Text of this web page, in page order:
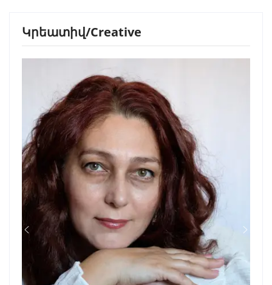
Կրեատիվ/Creative